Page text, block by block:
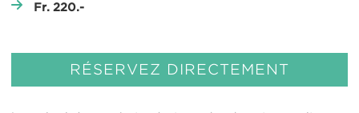
Fr. 220.-
RÉSERVEZ DIRECTEMENT